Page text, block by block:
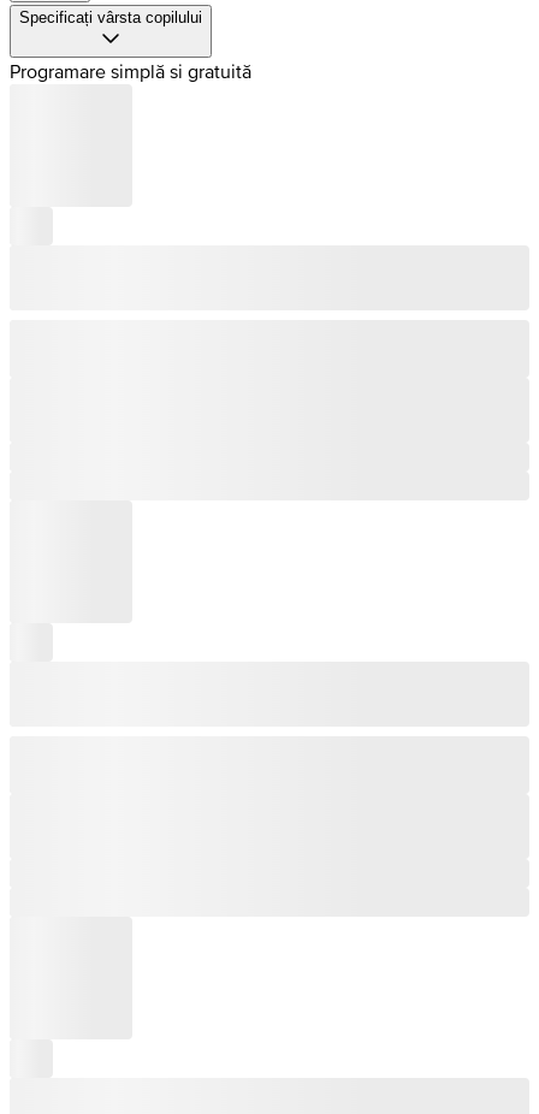
Specificați vârsta copilului
Programare simplă si gratuită